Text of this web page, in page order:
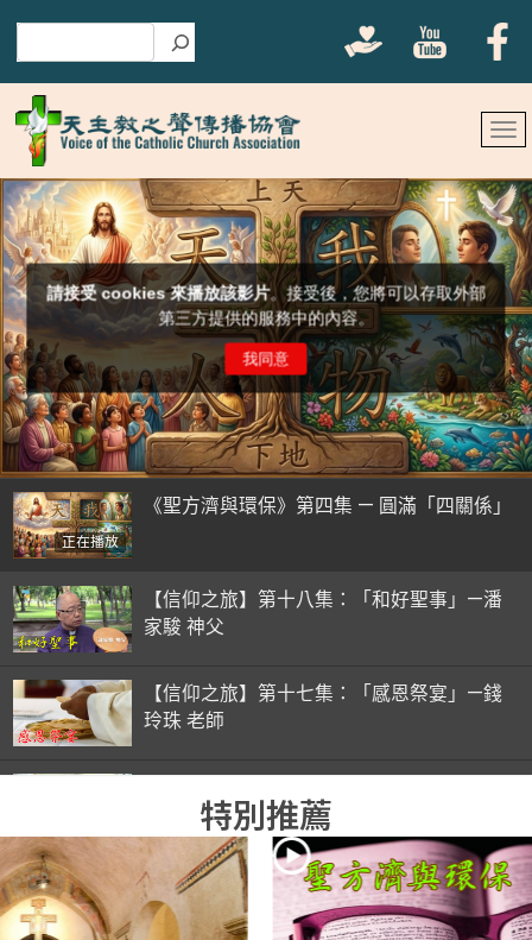
正在播放
《聖方濟與環保》第四集 — 圓滿「四關係」
【信仰之旅】第十八集：「和好聖事」—潘
家駿 神父
【信仰之旅】第十七集：「感恩祭宴」—錢
玲珠 老師
錢玲珠 老師
【信仰之旅】第十五集：「入門聖事」—錢
玲珠 老師
特別推薦